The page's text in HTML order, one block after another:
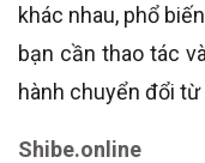
khác nhau, phổ
bạn cần thao tác
hành chuyển đổi từ
Shibe.online